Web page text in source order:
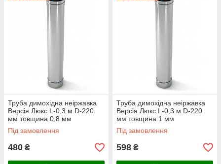
Труба димохідна неіржавка
Версія Люкс L-0,3 м D-220
мм товщина 0,8 мм
Під замовлення
480 ₴
Труба димохідна неіржавка
Версія Люкс L-0,3 м D-220
мм товщина 1 мм
Під замовлення
598 ₴